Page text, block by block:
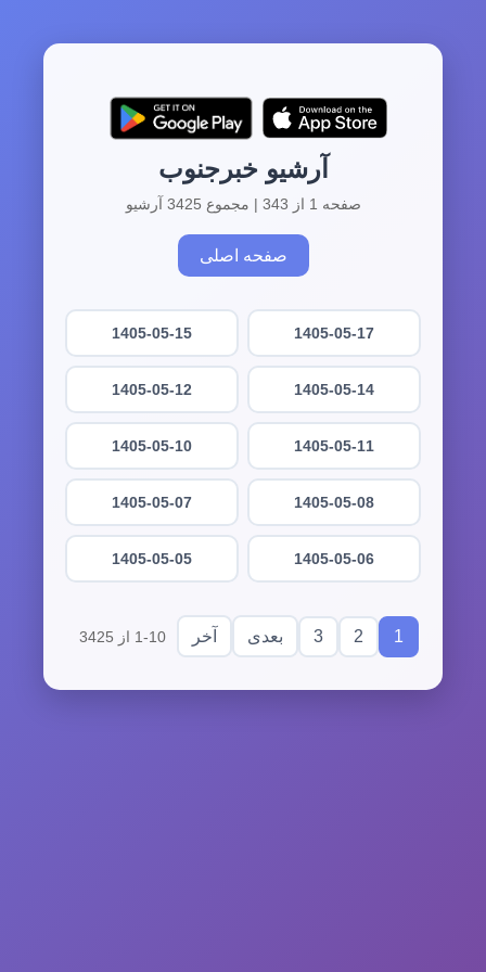
آرشیو خبرجنوب
صفحه 1 از 343 | مجموع 3425 آرشیو
صفحه اصلی
1405-05-17
1405-05-15
1405-05-14
1405-05-12
1405-05-11
1405-05-10
1405-05-08
1405-05-07
1405-05-06
1405-05-05
1
2
3 بعدی آخر 1-10 از 3425